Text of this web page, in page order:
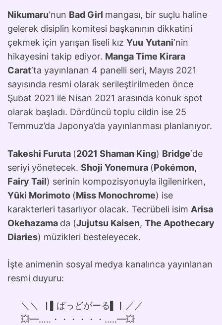
Nikumaru‘nun Bad Girl mangası, bir suçlu haline
gelerek disiplin komitesi başkanının dikkatini
çekmek için yarışan liseli kız Yuu Yutani‘nin
hikayesini takip ediyor. Manga Time Kirara
Carat‘ta yayınlanan 4 panelli seri, Mayıs 2021
sayısında resmi olarak serileştirilmeden önce
Şubat 2021 ile Nisan 2021 arasında konuk spot
olarak başladı. Dördüncü toplu cildin ise 25
Temmuz’da Japonya’da yayınlanması planlanıyor.
Takeshi Furuta (2021 Shaman King) Bridge‘de
seriyi yönetecek. Shoji Yonemura (Pokémon,
Fairy Tail) serinin kompozisyonuyla ilgilenirken,
Yūki Morimoto (Miss Monochrome) ise
karakterleri tasarlıyor olacak. Tecrübeli isim Arisa
Okehazama da (Jujutsu Kaisen, The Apothecary
Diaries) müzikleri besteleyecek.
İşte animenin sosyal medya kanalınca yayınlanan
resmi duyuru:
＼＼▕ ▌ばっどがーる▌▏／／
💥━…‥・・・・・・‥…━💥